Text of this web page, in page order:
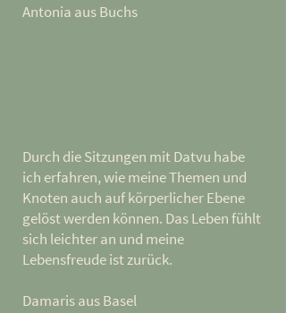
Antonia aus Buchs
Durch die Sitzungen mit Datvu habe
ich erfahren, wie meine Themen und
Knoten auch auf körperlicher Ebene
gelöst werden können. Das Leben fühlt
sich leichter an und meine
Lebensfreude ist zurück.
Damaris aus Basel